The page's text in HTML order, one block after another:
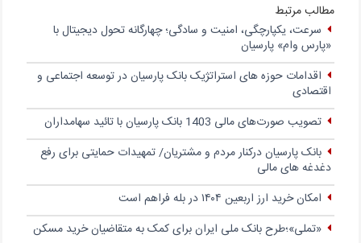
مطالب مرتبط
سرعت، یکپارچگی، امنیت و سادگی؛ چهار‌گانه تحول دیجیتال با
«پارس وام» پارسیان
اقدامات حوزه های استراتژیک بانک پارسیان در توسعه اجتماعی و
اقتصادی
تصویب صورت‌های مالی 1403 بانک پارسیان با تائید سهامداران
بانک پارسیان درکنار مردم و مشتریان/ تمهیدات حمایتی برای رفع
دغدغه های مالی
امکان خرید ارز اربعین ۱۴۰۴ در بله فراهم است
«تملی»؛طرح بانک ملی ایران برای کمک به متقاضیان خرید مسکن